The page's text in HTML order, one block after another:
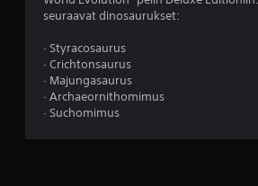
seuraavat dinosaurukset:
· Styracosaurus
· Crichtonsaurus
· Majungasaurus
· Archaeornithomimus
· Suchomimus